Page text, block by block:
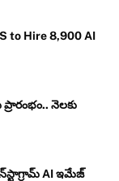
to Hire 8,900 AI
ప్రారంభం.. నెలకు
AI ఇమేజ్